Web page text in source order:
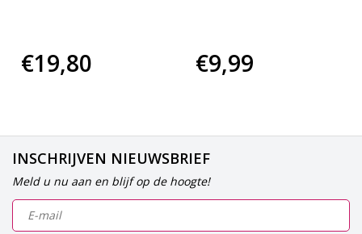
€19,80 €9,99
INSCHRIJVEN NIEUWSBRIEF
Meld u nu aan en blijf op de hoogte!